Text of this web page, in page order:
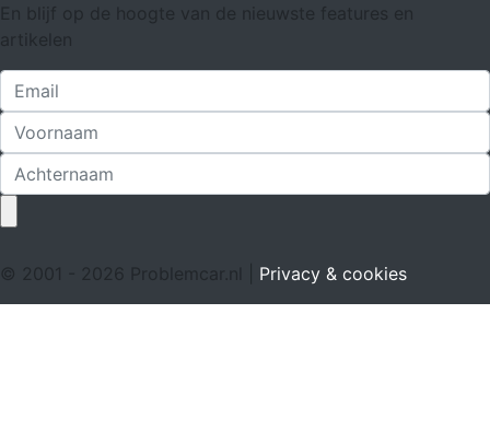
En blijf op de hoogte van de nieuwste features en
artikelen
© 2001 - 2026 Problemcar.nl | Privacy & cookies